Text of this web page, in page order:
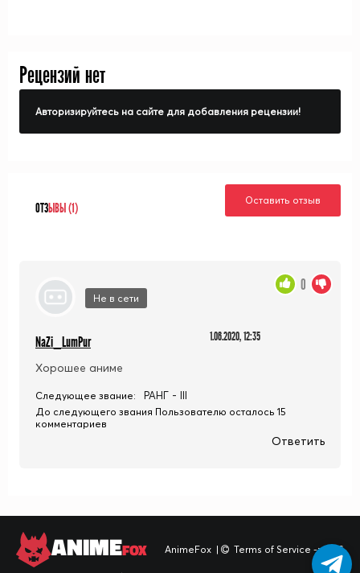
Рецензий нет
Авторизируйтесь на сайте для добавления рецензии!
ОТЗЫВЫ (1)
Оставить отзыв
Не в сети
NaZi_LumPur 1.06.2020, 12:35
Хорошее аниме
0
Следующее звание: РАНГ - III
До следующего звания Пользователю осталось 15
комментариев
Ответить
ANIMEFOX AnimeFox | Terms of Service -> TOS